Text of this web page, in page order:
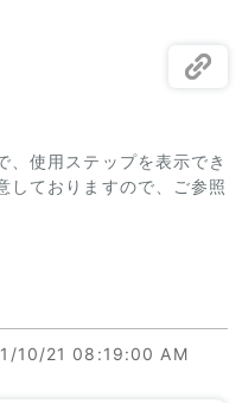
、使用ステップを表示でき
しておりますので、ご参照
10/21 08:19:00 AM